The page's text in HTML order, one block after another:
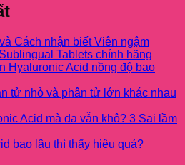
Cách nhận biết Viên ngậm
Tablets chính hãng
Hyaluronic Acid nồng độ bao
tử nhỏ và phân tử lớn khác nhau
Acid mà da vẫn khô? 3 Sai lầm
bao lâu thì thấy hiệu quả?